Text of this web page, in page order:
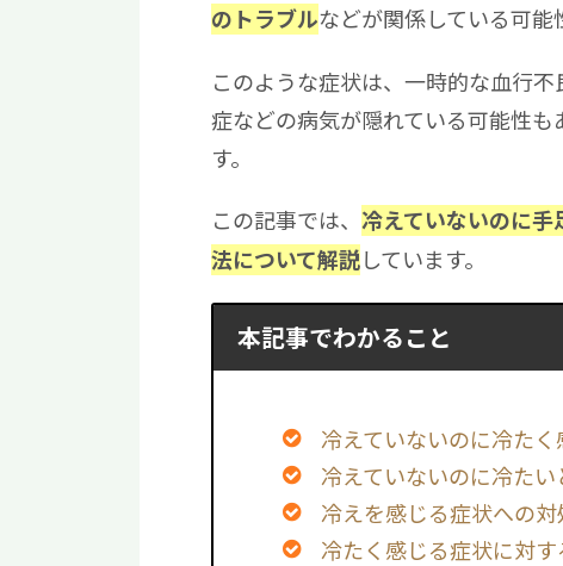
のトラブルなどが関係している可能
このような症状は、一時的な血行
症などの病気が隠れている可能性
す。
この記事では、 冷えていないのに
法について解説しています。
本記事でわかること
冷えていないのに冷た
冷えていないのに冷た
冷えを感じる症状への
冷たく感じる症状に対